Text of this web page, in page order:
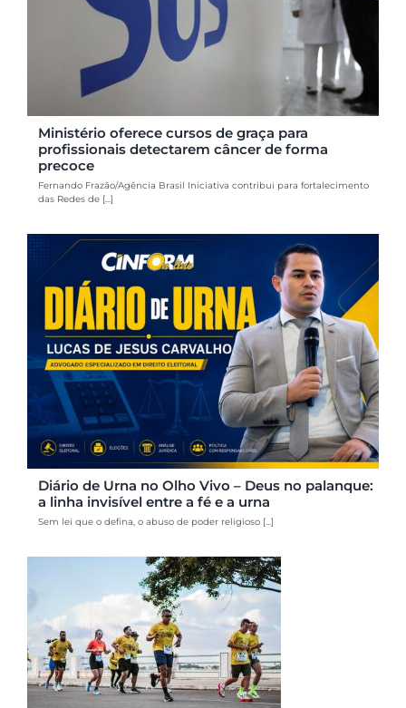
Ministério oferece cursos de graça para
profissionais detectarem câncer de forma
precoce
Fernando Frazão/Agência Brasil Iniciativa contribui para fortalecimento
das Redes de [...]
Diário de Urna no Olho Vivo – Deus no palanque:
a linha invisível entre a fé e a urna
Sem lei que o defina, o abuso de poder religioso [...]